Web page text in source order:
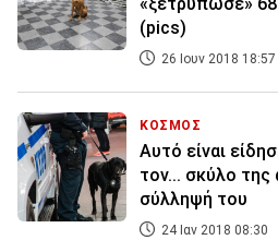
(pics)
26 Ιουν 2018 18:57
ΚΟΣΜΟΣ
Αυτό είναι
τον... σκύλο της
σύλληψή του
24 Ιαν 2018 08:30